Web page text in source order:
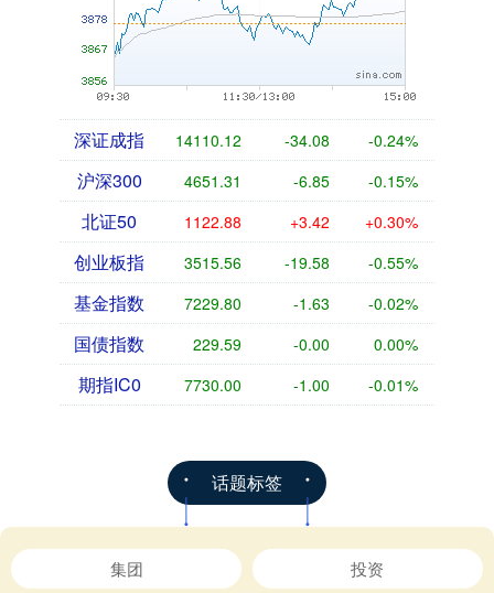
深证成指 14110.12 -34.08 -0.24%
沪深300 4651.31 -6.85 -0.15%
北证50 1122.88 +3.42 +0.30%
创业板指 3515.56 -19.58 -0.55%
基金指数 7229.80 -1.63 -0.02%
国债指数 229.59 -0.00 0.00%
期指IC0 7730.00 -1.00 -0.01%
话题标签
集团 投资